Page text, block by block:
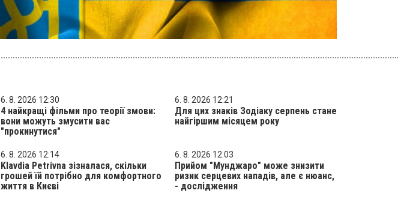
6. 8. 2026 12:30
4 найкращі фільми про теорії змови:
вони можуть змусити вас
"прокинутися"
6. 8. 2026 12:21
Для цих знаків Зодіаку серпень стане
найгіршим місяцем року
6. 8. 2026 12:14
Klavdia Petrivna зізналася, скільки
грошей їй потрібно для комфортного
життя в Києві
6. 8. 2026 12:03
Прийом "Мунджаро" може знизити
ризик серцевих нападів, але є нюанс,
- дослідження